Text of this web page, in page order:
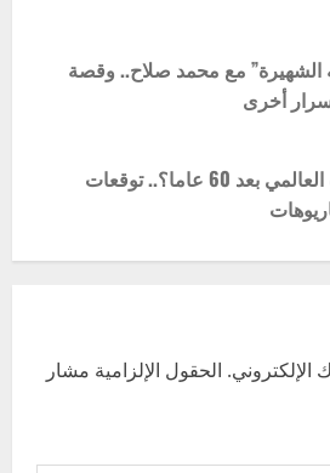
الشهيرة” مع محمد صلاح.. وقصة
أخرى
هل تحصد إنجلترا اللقب العالمي بعد 60 عاما؟.. توقعات
الإلكتروني. الحقول الإلزامية مشار